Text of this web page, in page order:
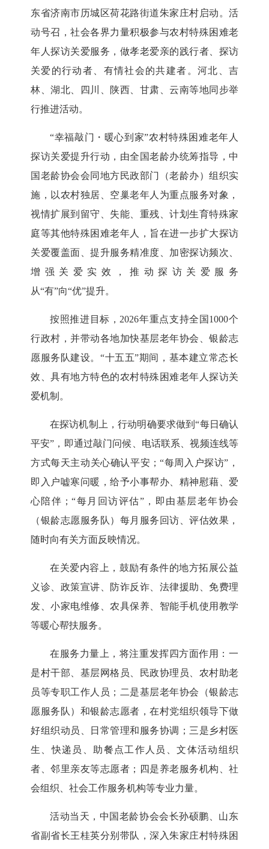
东省济南市历城区荷花路街道朱家庄村启动。活
动号召，社会各界力量积极参与农村特殊困难老
年人探访关爱服务，做孝老爱亲的践行者、探访
关爱的行动者、有情社会的共建者。河北、吉
林、湖北、四川、陕西、甘肃、云南等地同步举
行推进活动。
“幸福敲门・暖心到家”农村特殊困难老年人
探访关爱提升行动，由全国老龄办统筹指导，中
国老龄协会会同地方民政部门（老龄办）组织实
施，以农村独居、空巢老年人为重点服务对象，
视情扩展到留守、失能、重残、计划生育特殊家
庭等其他特殊困难老年人，旨在进一步扩大探访
关爱覆盖面、提升服务精准度、加密探访频次、
增强关爱实效，推动探访关爱服务
从“有”向“优”提升。
按照推进目标，2026年重点支持全国1000个
行政村，并带动各地加快基层老年协会、银龄志
愿服务队建设。“十五五”期间，基本建立常态长
效、具有地方特色的农村特殊困难老年人探访关
爱机制。
在探访机制上，行动明确要求做到“每日确认
平安”，即通过敲门问候、电话联系、视频连线等
方式每天主动关心确认平安；“每周入户探访”，
即入户嘘寒问暖，给予小事帮办、精神慰藉、爱
心陪伴；“每月回访评估”，即由基层老年协会
（银龄志愿服务队）每月服务回访、评估效果，
随时向有关方面反映情况。
在关爱内容上，鼓励有条件的地方拓展公益
义诊、政策宣讲、防诈反诈、法律援助、免费理
发、小家电维修、农具保养、智能手机使用教学
等暖心帮扶服务。
在服务力量上，将注重发挥四方面作用：一
是村干部、基层网格员、民政协理员、农村助老
员等专职工作人员；二是基层老年协会（银龄志
愿服务队）和银龄志愿者，在村党组织领导下做
好组织动员、日常管理和服务协调；三是乡村医
生、快递员、助餐点工作人员、文体活动组织
者、邻里亲友等志愿者；四是养老服务机构、社
会组织、社会工作服务机构等专业力量。
活动当天，中国老龄协会会长孙硕鹏、山东
省副省长王桂英分别带队，深入朱家庄村特殊困